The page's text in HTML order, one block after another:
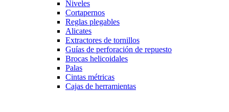
Niveles
Cortapernos
Reglas plegables
Alicates
Extractores de tornillos
Guías de perforación de repuesto
Brocas helicoidales
Palas
Cintas métricas
Cajas de herramientas